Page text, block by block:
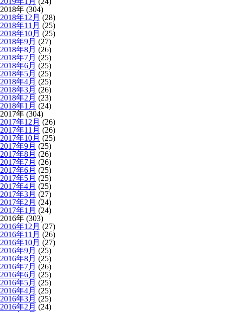
2018年 (304)
2018年12月 (28)
2018年11月 (25)
2018年10月 (25)
2018年9月 (27)
2018年8月 (26)
2018年7月 (25)
2018年6月 (25)
2018年5月 (25)
2018年4月 (25)
2018年3月 (26)
2018年2月 (23)
2018年1月 (24)
2017年 (304)
2017年12月 (26)
2017年11月 (26)
2017年10月 (25)
2017年9月 (25)
2017年8月 (26)
2017年7月 (26)
2017年6月 (25)
2017年5月 (25)
2017年4月 (25)
2017年3月 (27)
2017年2月 (24)
2017年1月 (24)
2016年 (303)
2016年12月 (27)
2016年11月 (26)
2016年10月 (27)
2016年9月 (25)
2016年8月 (25)
2016年7月 (26)
2016年6月 (25)
2016年5月 (25)
2016年4月 (25)
2016年3月 (25)
2016年2月 (24)